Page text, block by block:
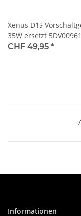
Xenus D1S
35W ersetzt
CHF 49,95 *
Informationen